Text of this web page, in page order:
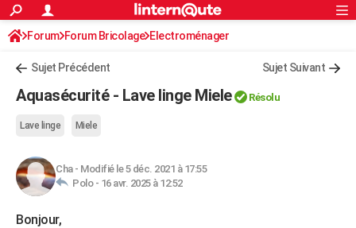
ACTUALITÉS
Politique
Société
Faits Divers
Education
Monde
Villes
+
Essais
Réserver un essai
Citadines
Berlines
SUV
Forum auto
+HIGH-TECH
BRICOLAGE
S'inscrire
Connexion
Forum Forum Bricolage Electroménager
Sujet Précédent Sujet Suivant
Aquasécurité - Lave linge Miele Résolu
Lave linge Miele
Cha- Modifié le 5 déc. 2021 à 17:55
Polo - 16 avr. 2025 à 12:52
Bonjour,